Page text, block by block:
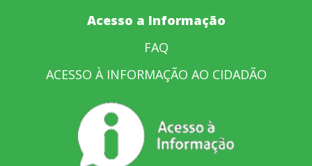
Acesso a Informação
FAQ
ACESSO À INFORMAÇÃO AO CIDADÃO